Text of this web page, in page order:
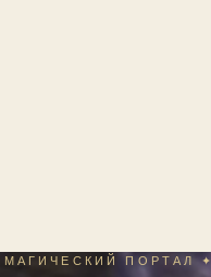
МАГИЧЕСКИЙ ПОРТАЛ ✦